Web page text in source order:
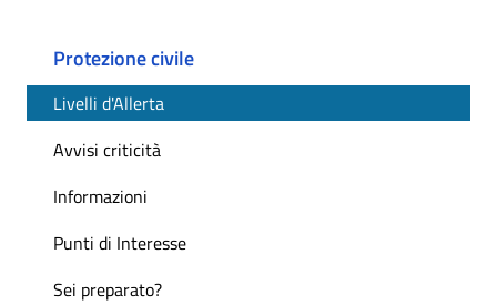
Protezione civile
Livelli d'Allerta
Avvisi criticità
Informazioni
Punti di Interesse
Sei preparato?